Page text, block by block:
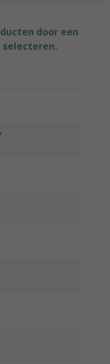
door een